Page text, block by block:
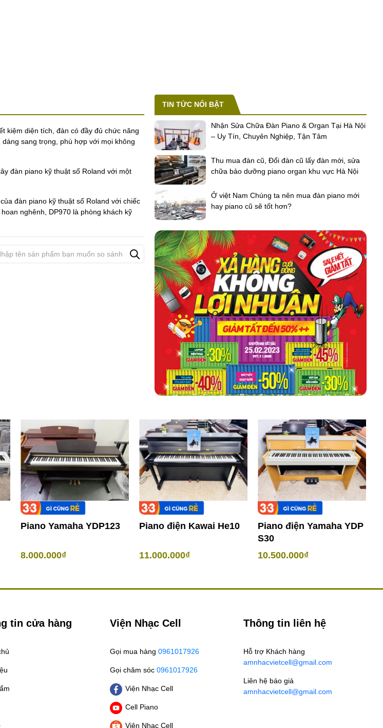
kiệm diện tích, đàn có đầy đủ chức năng
sang trọng, phù hợp với mọi không
đàn piano kỹ thuật số Roland với một
đàn piano kỹ thuật số Roland với chiếc
nghênh, DP970 là phòng khách kỹ
TIN TỨC NỔI BẬT
Nhận Sửa Chữa Đàn Piano & Organ Tại Hà Nội
– Uy Tín, Chuyên Nghiệp, Tận Tâm
Thu mua đàn cũ, Đổi đàn cũ lấy đàn mới, sửa
chữa bảo dưỡng piano organ khu vực Hà Nội
Ở việt Nam Chúng ta nên mua đàn piano mới
hay piano cũ sẽ tốt hơn?
Piano Yamaha YDP123
8.000.000₫
Piano điện Kawai He10
11.000.000₫
Piano điện Yamaha YDP
S30
10.500.000₫
tin cửa hàng Viện Nhạc Cell
Gọi mua hàng 0961017926
Gọi chăm sóc 0961017926
Viện Nhạc Cell
Cell Piano
Viện Nhạc Cell
Thông tin liên hệ
Hỗ trợ Khách hàng
amnhacvietcell@gmail.com
Liên hệ báo giá
amnhacvietcell@gmail.com